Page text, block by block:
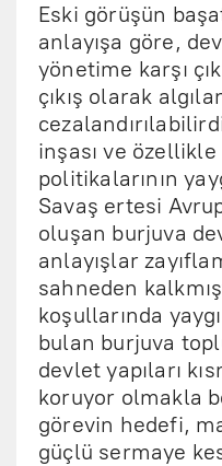
Eski görüşün
anlayışa göre,
yönetime karşı
çıkış olarak
inşası ve
politikalarının
Savaş ertesi
oluşan burjuva
anlayışlar
sahneden
koşullarında
bulan burjuva
devlet yapıları
koruyor olmakla
görevin hedefi,
güçlü sermaye